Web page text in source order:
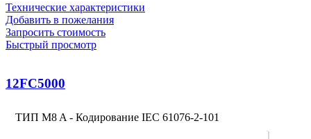
Технические характеристики
Добавить в пожелания
Запросить стоимость
Быстрый просмотр
12FC5000
ТИП M8 A - Кодирование IEC 61076-2-101